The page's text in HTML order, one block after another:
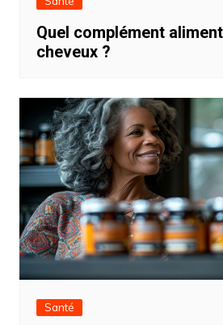
Quel complément
cheveux ?
Santé